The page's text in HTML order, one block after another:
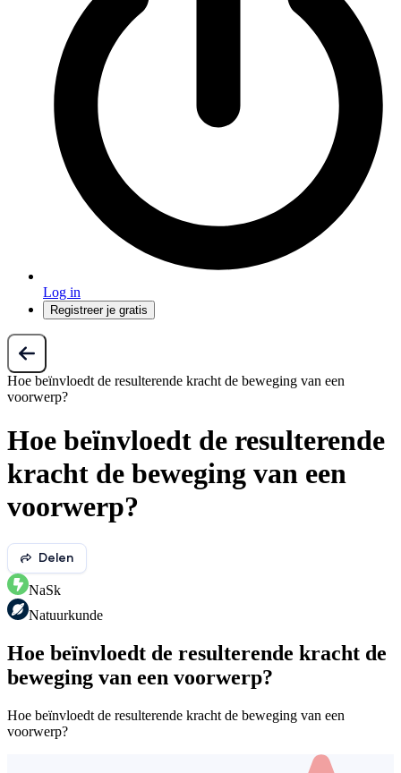
Log in
Registreer je gratis
Hoe beïnvloedt de resulterende kracht de beweging van een
voorwerp?
Hoe beïnvloedt de resulterende
kracht de beweging van een
voorwerp?
Delen
NaSk
Natuurkunde
Hoe beïnvloedt de resulterende kracht de
beweging van een voorwerp?
Hoe beïnvloedt de resulterende kracht de beweging van een
voorwerp?